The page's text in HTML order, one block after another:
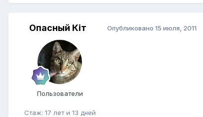
Опасный Кiт
Пользователи
Стаж: 17 лет и 13 дней
Опубликовано 15 июля, 2011